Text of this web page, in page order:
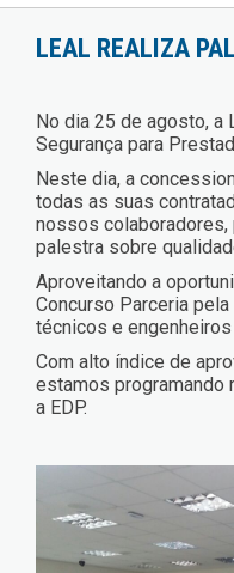
LEAL REALIZA
No dia 25 de agosto, a
Segurança para
Neste dia, a
todas as suas
nossos colaboradores,
palestra sobre
Aproveitando a
Concurso Parceria
técnicos e
Com alto índice de
estamos programando
a EDP.